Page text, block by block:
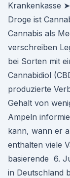
Krankenkasse
Droge ist
Cannabis als
verschreiben
bei Sorten mit
Cannabidiol
produzierte
Gehalt von
Ampeln
kann, wann er
enthalten viele
basierende 6.
in Deutschland